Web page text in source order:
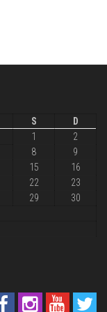
S D
1
2
8
9
15
16
22
23
29
30